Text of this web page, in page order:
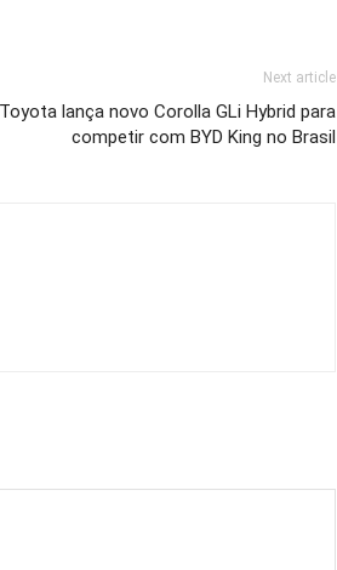
Next article
Toyota lança novo Corolla GLi Hybrid para
competir com BYD King no Brasil